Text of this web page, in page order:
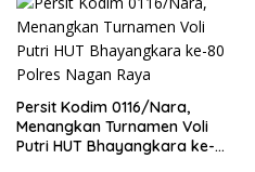
Persit Kodim 0116/Nara,
Menangkan Turnamen Voli
Putri HUT Bhayangkara ke-